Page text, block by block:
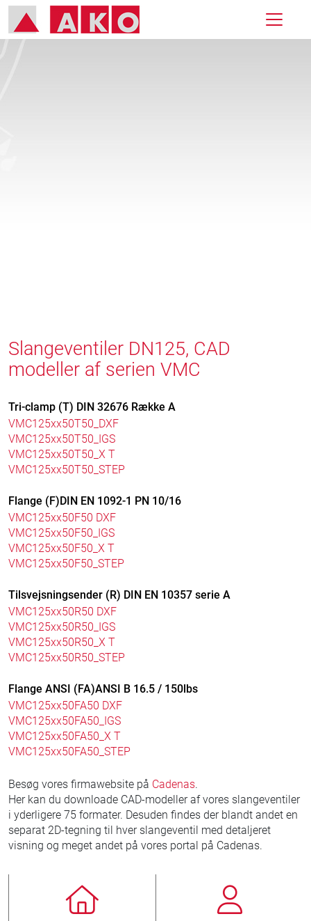
Slangeventiler DN125, CAD
modeller af serien VMC
Tri-clamp (T) DIN 32676 Række A
VMC125xx50T50_DXF
VMC125xx50T50_IGS
VMC125xx50T50_X T
VMC125xx50T50_STEP
Flange (F)DIN EN 1092-1 PN 10/16
VMC125xx50F50 DXF
VMC125xx50F50_IGS
VMC125xx50F50_X T
VMC125xx50F50_STEP
Tilsvejsningsender (R) DIN EN 10357 serie A
VMC125xx50R50 DXF
VMC125xx50R50_IGS
VMC125xx50R50_X T
VMC125xx50R50_STEP
Flange ANSI (FA)ANSI B 16.5 / 150lbs
VMC125xx50FA50 DXF
VMC125xx50FA50_IGS
VMC125xx50FA50_X T
VMC125xx50FA50_STEP
Besøg vores firmawebsite på Cadenas.
Her kan du downloade CAD-modeller af vores slangeventiler
i yderligere 75 formater. Desuden findes der blandt andet en
separat 2D-tegning til hver slangeventil med detaljeret
visning og meget andet på vores portal på Cadenas.